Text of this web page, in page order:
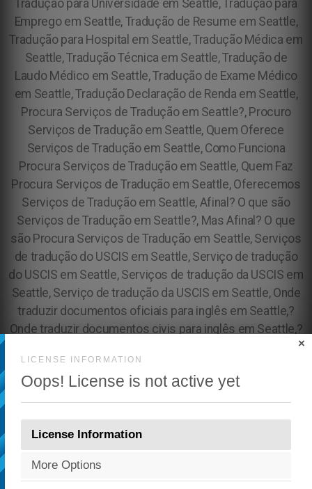
LICENSE INFORMATION
Oops! License is not active yet
×
License Information
More Options